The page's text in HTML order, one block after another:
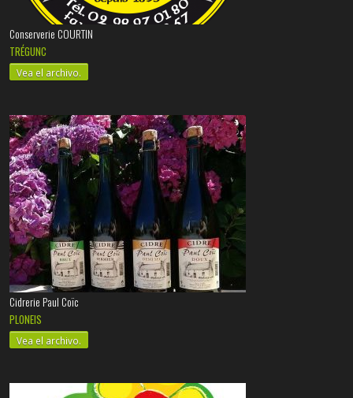
Conserverie COURTIN
TRÉGUNC
Vea el archivo.
Cidrerie Paul Coïc
PLONEIS
Vea el archivo.